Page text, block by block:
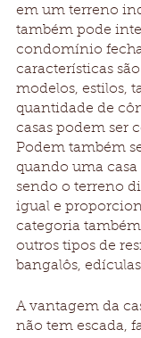
em um terreno
também pode
condomínio
características
modelos, estilos,
quantidade de
casas podem ser
Podem também
quando uma
sendo o terreno
igual e
categoria
outros tipos de
bangalôs,
A vantagem da
não tem escada,